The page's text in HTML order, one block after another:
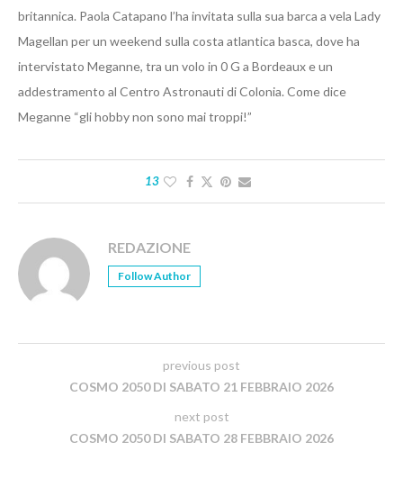
britannica. Paola Catapano l’ha invitata sulla sua barca a vela Lady
Magellan per un weekend sulla costa atlantica basca, dove ha
intervistato Meganne, tra un volo in 0 G a Bordeaux e un
addestramento al Centro Astronauti di Colonia. Come dice
Meganne “gli hobby non sono mai troppi!”
13
REDAZIONE
Follow Author
previous post
COSMO 2050 DI SABATO 21 FEBBRAIO 2026
next post
COSMO 2050 DI SABATO 28 FEBBRAIO 2026